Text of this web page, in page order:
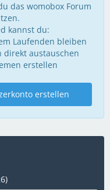
das womobox Forum
kannst du:
Laufenden bleiben
austauschen
erstellen
erstellen